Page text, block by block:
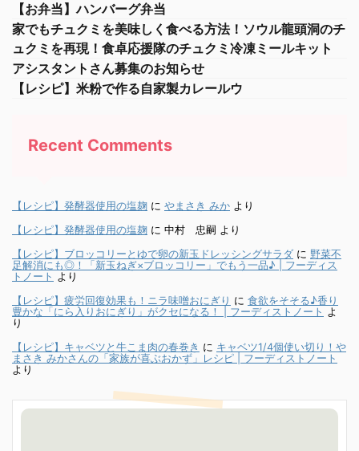
【お弁当】ハンバーグ弁当
家でもチュクミを美味しく食べる方法！ソウル龍頭洞のチ
ュクミを再現！食卓応援隊のチュクミ冷凍ミールキット
アシスタントさん募集のお知らせ
【レシピ】米粉で作る自家製カレールウ
Recent Comments
【レシピ】発酵器使用の塩麹 に やまさき みか より
【レシピ】発酵器使用の塩麹 に 中村 忠嗣 より
【レシピ】ブロッコリーとゆで卵の新玉ドレッシングサラダ に 野菜不
足解消にも◎！「新玉ねぎ×ブロッコリー」でもう一品♪ | フーディス
トノート より
【レシピ】疲労回復効果も！ニラ味噌おにぎり に 食欲をそそる♪香り
豊かな「にら入りおにぎり」がクセになる！ | フーディストノート よ
り
【レシピ】キャベツと牛こま肉の春巻き に キャベツ1/4個使い切り！や
まさき みかさんの「家族が喜ぶおかず」レシピ | フーディストノート
より